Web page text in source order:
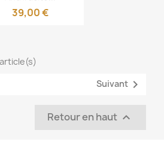
39,00 €
Suivant 
Retour en haut 